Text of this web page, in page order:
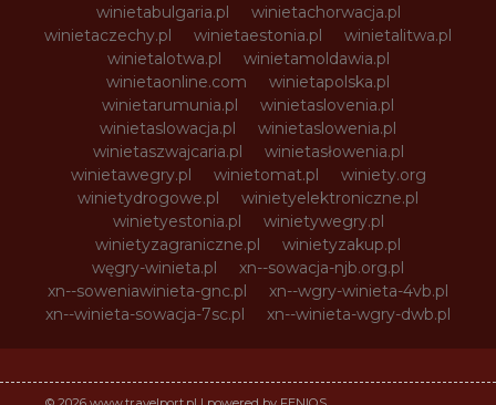
winietabulgaria.pl
winietachorwacja.pl
winietaczechy.pl
winietaestonia.pl
winietalitwa.pl
winietalotwa.pl
winietamoldawia.pl
winietaonline.com
winietapolska.pl
winietarumunia.pl
winietaslovenia.pl
winietaslowacja.pl
winietaslowenia.pl
winietaszwajcaria.pl
winietasłowenia.pl
winietawegry.pl
winietomat.pl
winiety.org
winietydrogowe.pl
winietyelektroniczne.pl
winietyestonia.pl
winietywegry.pl
winietyzagraniczne.pl
winietyzakup.pl
węgry-winieta.pl
xn--sowacja-njb.org.pl
xn--soweniawinieta-gnc.pl
xn--wgry-winieta-4vb.pl
xn--winieta-sowacja-7sc.pl
xn--winieta-wgry-dwb.pl